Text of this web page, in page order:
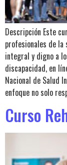
Descripción Este
profesionales de
integral y digno a
discapacidad, en
Nacional de Salud
enfoque no solo
Curso